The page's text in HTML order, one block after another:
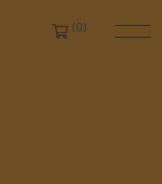
(0)
Chiudi filtri